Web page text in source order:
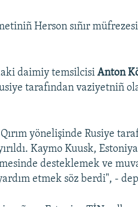
Herson sıñır
daimiy temsilcisiAnton
tarafından vaziyetniñ
yönelişinde Rusiye
Kaymo Kuusk,
desteklemek ve
etmek söz berdi", -